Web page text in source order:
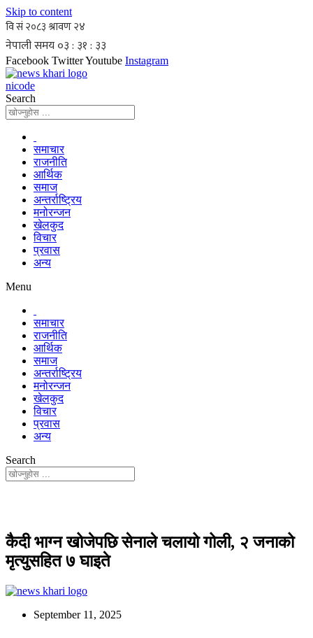
Skip to content
Facebook TwitterYoutube Instagram
nicode
Search
समाचार
राजनीति
आर्थिक
समाज
अन्तर्राष्ट्रिय
मनोरन्जन
खेलकुद
विचार
प्रवास
अन्य
Menu
समाचार
राजनीति
आर्थिक
समाज
अन्तर्राष्ट्रिय
मनोरन्जन
खेलकुद
विचार
प्रवास
अन्य
Search
कैदी भाग्न खोजेपछि सेनाले चलायो गोली, २ जनाको
मृत्युसहित ७ घाइते
September 11, 2025